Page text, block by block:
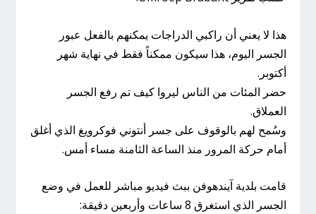
هذا لا يعني أن راكبي الدراجات يمكنهم بالفعل عبور
الجسر اليوم، هذا سيكون ممكناً فقط في نهاية شهر
أكتوبر.
حضر المئات من الناس ليروا كيف تم رفع الجسر
العملاق.
وسُمح لهم بالوقوف على جسر أنتوني فوكرويغ الذي أغلق
أمام حركة المرور منذ الساعة الثامنة مساء أمس.
قامت بلدية آيندهوفن ببث فيديو مباشر للعمل في وضع
الجسر الذي استغرق 8 ساعات وأربعين دقيقة: